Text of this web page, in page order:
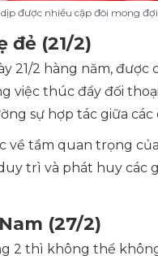
được nhiều cặp đôi mong
đẻ (21/2)
21/2 hàng năm,
thúc đẩy đối
sự hợp tác giữa các
về tầm quan trọng
trì và phát huy các
(27/2)
2 thì không thể